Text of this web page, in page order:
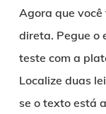
Agora que
direta. Pegue o
teste com a
Localize duas
se o texto está